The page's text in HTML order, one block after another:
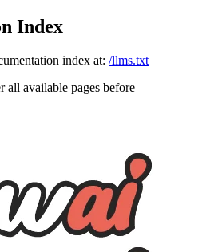
Index
index at: /llms.txt
all available pages before